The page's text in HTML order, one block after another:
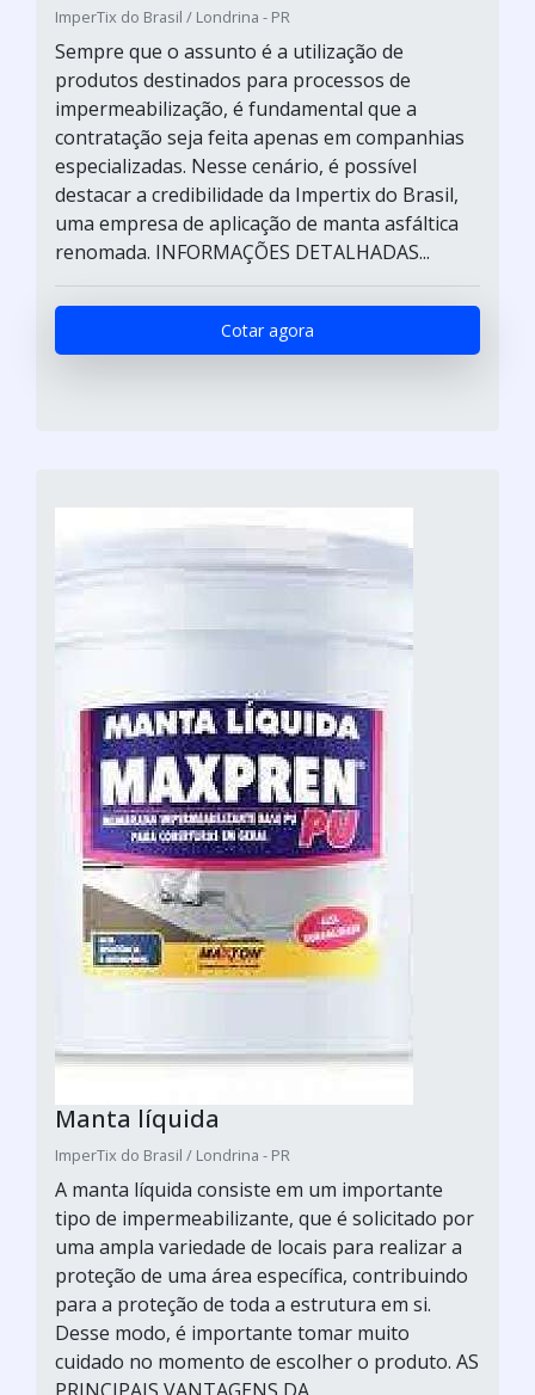
ImperTix do Brasil / Londrina - PR
Sempre que o assunto é a utilização de
produtos destinados para processos de
impermeabilização, é fundamental que a
contratação seja feita apenas em companhias
especializadas. Nesse cenário, é possível
destacar a credibilidade da Impertix do Brasil,
uma empresa de aplicação de manta asfáltica
renomada. INFORMAÇÕES DETALHADAS...
Cotar agora
Manta líquida
ImperTix do Brasil / Londrina - PR
A manta líquida consiste em um importante
tipo de impermeabilizante, que é solicitado por
uma ampla variedade de locais para realizar a
proteção de uma área específica, contribuindo
para a proteção de toda a estrutura em si.
Desse modo, é importante tomar muito
cuidado no momento de escolher o produto. AS
PRINCIPAIS VANTAGENS DA